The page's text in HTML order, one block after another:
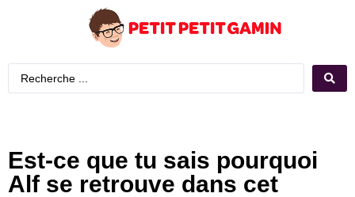
Est-ce que tu sais pourquoi
Alf se retrouve dans cet